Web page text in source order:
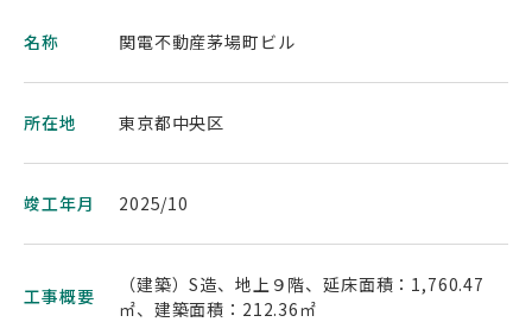
名称 関電不動産茅場町ビル
所在地 東京都中央区
竣工年月 2025/10
工事概要
（建築）S造、地上９階、延床面積：1,760.47
㎡、建築面積：212.36㎡